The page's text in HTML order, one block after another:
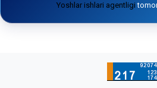
Yoshlar ishlari agentligi